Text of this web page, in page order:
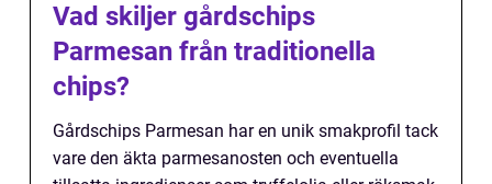
Vad skiljer gårdschips
Parmesan från traditionella
chips?
Gårdschips Parmesan har en unik smakprofil tack
vare den äkta parmesanosten och eventuella